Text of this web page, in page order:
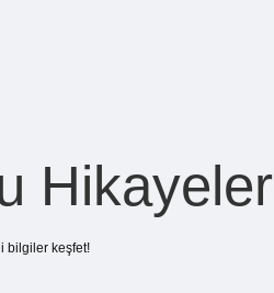
Hikayeler
bilgiler keşfet!